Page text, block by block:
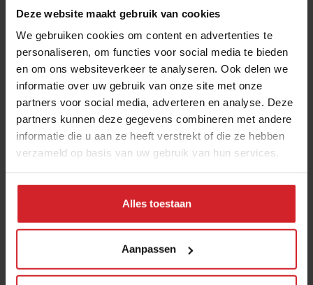
Deze website maakt gebruik van cookies
We gebruiken cookies om content en advertenties te
personaliseren, om functies voor social media te bieden
en om ons websiteverkeer te analyseren. Ook delen we
informatie over uw gebruik van onze site met onze
partners voor social media, adverteren en analyse. Deze
partners kunnen deze gegevens combineren met andere
informatie die u aan ze heeft verstrekt of die ze hebben
verzameld op basis van uw gebruik van hun services.
Alles toestaan
Aanpassen
Mill offers the first all-inclusive
household food-recycling service
11 augustus 2023| 8 min
Nowait
16 januari 2017| 1 min